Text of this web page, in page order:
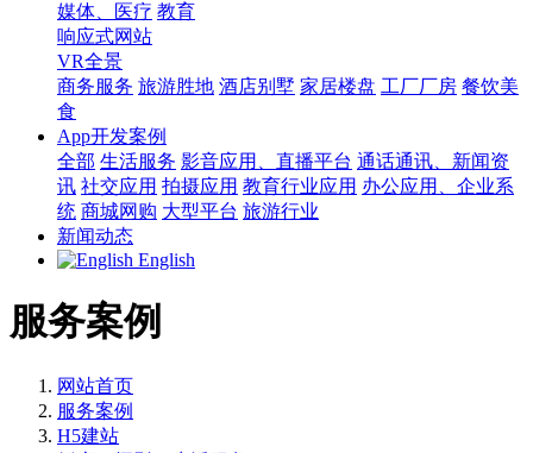
媒体、医疗 教育
响应式网站
VR全景
商务服务 旅游胜地 酒店别墅 家居楼盘 工厂厂房 餐饮美
食
App开发案例
全部 生活服务 影音应用、直播平台 通话通讯、新闻资
讯 社交应用 拍摄应用 教育行业应用 办公应用、企业系
统 商城网购 大型平台 旅游行业
新闻动态
English
服务案例
网站首页
服务案例
H5建站